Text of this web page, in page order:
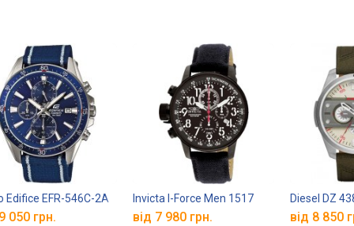
Edifice EFR-546C-2A
050 грн.
Invicta I-Force Men 1517
від 7 980 грн.
Diesel DZ
від 8 850